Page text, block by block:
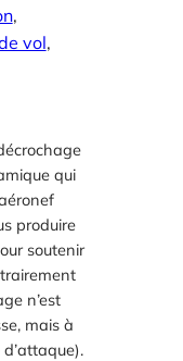
vol
qui
produire
soutenir
n’est
mais à